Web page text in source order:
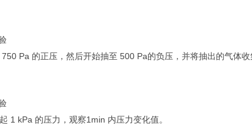
750 Pa 的正压，然后开始抽至 500 Pa的负压，并将抽出的气体
1 kPa 的压力，观察1min 内压力变化值。